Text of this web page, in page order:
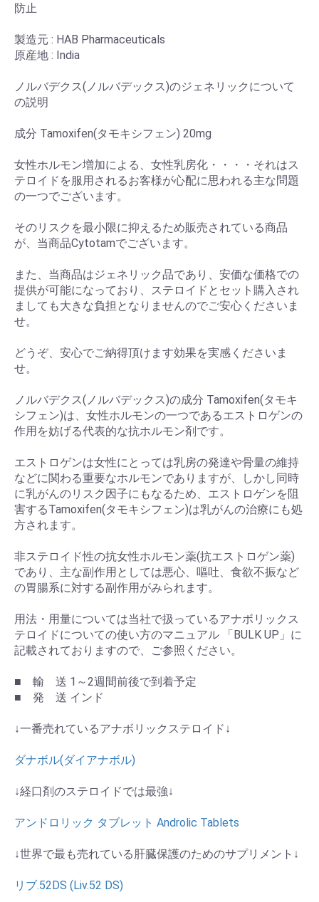
防止
製造元 : HAB Pharmaceuticals
原産地 : India
ノルバデクス(ノルバデックス)のジェネリックについて
の説明
成分 Tamoxifen(タモキシフェン) 20mg
女性ホルモン増加による、女性乳房化・・・・それはス
テロイドを服用されるお客様が心配に思われる主な問題
の一つでございます。
そのリスクを最小限に抑えるため販売されている商品
が、当商品Cytotamでございます。
また、当商品はジェネリック品であり、安価な価格での
提供が可能になっており、ステロイドとセット購入され
ましても大きな負担となりませんのでご安心くださいま
せ。
どうぞ、安心でご納得頂けます効果を実感くださいま
せ。
ノルバデクス(ノルバデックス)の成分 Tamoxifen(タモキ
シフェン)は、女性ホルモンの一つであるエストロゲンの
作用を妨げる代表的な抗ホルモン剤です。
エストロゲンは女性にとっては乳房の発達や骨量の維持
などに関わる重要なホルモンでありますが、しかし同時
に乳がんのリスク因子にもなるため、エストロゲンを阻
害するTamoxifen(タモキシフェン)は乳がんの治療にも処
方されます。
非ステロイド性の抗女性ホルモン薬(抗エストロゲン薬)
であり、主な副作用としては悪心、嘔吐、食欲不振など
の胃腸系に対する副作用がみられます。
用法・用量については当社で扱っているアナボリックス
テロイドについての使い方のマニュアル 「BULK UP」に
記載されておりますので、ご参照ください。
■ 輸 送 1～2週間前後で到着予定
■ 発 送 インド
↓一番売れているアナボリックステロイド↓
ダナボル(ダイアナボル)
↓経口剤のステロイドでは最強↓
アンドロリック タブレット Androlic Tablets
↓世界で最も売れている肝臓保護のためのサプリメント↓
リブ.52DS (Liv.52 DS)